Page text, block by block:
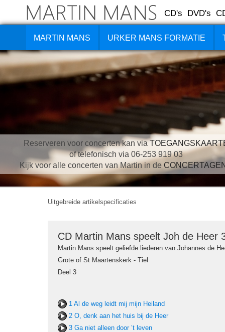
CD's DVD's
MARTIN MANS URKER MANS FORMATIE
Reserveren voor concerten kan via
of telefonisch via 06-253 919 03
Kijk voor alle concerten van Martin in de
Uitgebreide artikelspecificaties
CD Martin Mans speelt Joh de Heer
Martin Mans speelt geliefde liederen van Johannes de
Grote of St Maartenskerk - Tiel
Deel 3
1 Al de weg leidt mij mijn Heiland
2 O, denk aan het huis bij de Heer
3 Ga niet alleen door ’t leven